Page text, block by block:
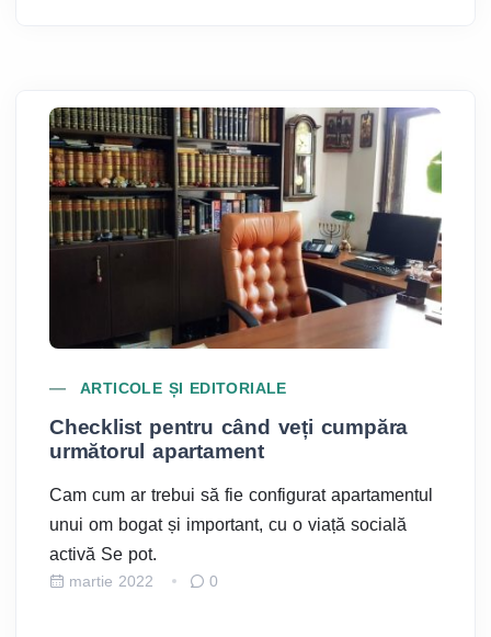
TEME DE DISCUȚIE
Cum te costă trei perechi de papuci
150,000€. Câte 50,000€ pe pereche,
Apartament în mic bloc de lux, între Kiselev și
Aviatorilor, oameni bogați, evaluat la 1 Mil €
Merge un.